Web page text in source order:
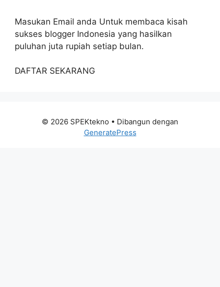
Masukan Email anda Untuk membaca kisah
sukses blogger Indonesia yang hasilkan
puluhan juta rupiah setiap bulan.
DAFTAR SEKARANG
© 2026 SPEKtekno • Dibangun dengan
GeneratePress